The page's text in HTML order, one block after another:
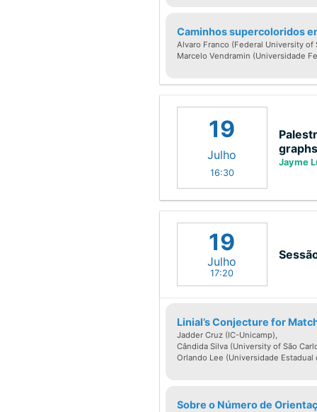
Caminhos supercoloridos
Alvaro Franco (Federal University of
Marcelo Vendramin (Universidade
graphs
Jayme
19
Julho
16:30
Let G be a graph. Say
edge adjacent to it.
dominating all the
a minimum
only the edges of G –
perfect dominator. In
of edge
19
Julho
17:20
Linial’s Conjecture for
Jadder Cruz (IC-Unicamp),
Cândida Silva (University of São
Orlando Lee (Universidade Estadual
Sobre o Número de